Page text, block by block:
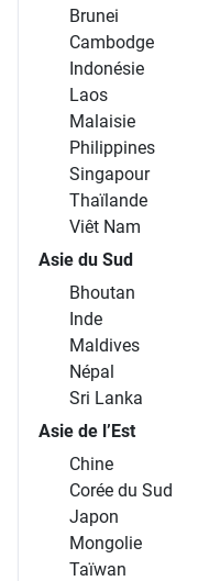
Brunei
Cambodge
Indonésie
Laos
Malaisie
Philippines
Singapour
Thaïlande
Viêt Nam
Asie du Sud
Bhoutan
Inde
Maldives
Népal
Sri Lanka
Asie de l’Est
Chine
Corée du Sud
Japon
Mongolie
Taïwan